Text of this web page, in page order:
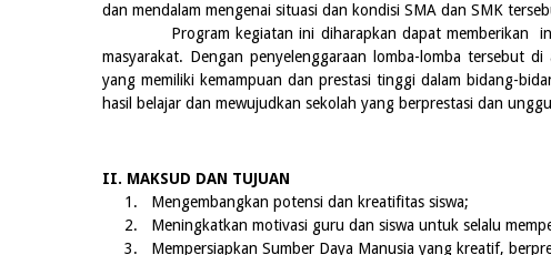
dan mendalam mengenai situasi dan kondisi SMA dan SMK
Program kegiatan ini diharapkan dapat memberikan
masyarakat. Dengan penyelenggaraan lomba-lomba tersebut
yang memiliki kemampuan dan prestasi tinggi dalam bidang-
hasil belajar dan mewujudkan sekolah yang berprestasi dan
II. MAKSUD DAN TUJUAN
1.
Mengembangkan potensi dan kreatifitas siswa;
2.
Meningkatkan motivasi guru dan siswa untuk selalu
3.
Mempersiapkan Sumber Daya Manusia yang kreatif,